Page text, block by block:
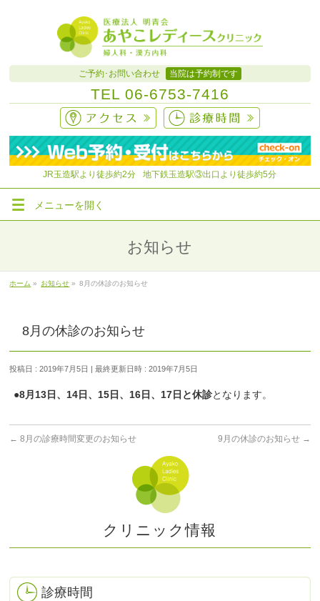
ご予約･お問い合わせ 当院は予約制です
TEL 06-6753-7416
JR玉造駅より徒歩約2分 地下鉄玉造駅③出口より徒歩約5分
メニューを開く
お知らせ
ホーム » お知らせ » 8月の休診のお知らせ
8月の休診のお知らせ
投稿日 : 2019年7月5日 最終更新日時 : 2019年7月5日
●8月13日、14日、15日、16日、17日と休診となります。
← 8月の診療時間変更のお知らせ 9月の休診のお知らせ →
クリニック情報
診療時間